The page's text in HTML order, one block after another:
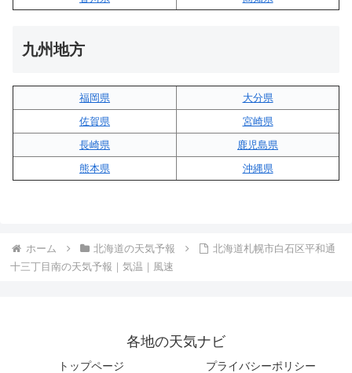
九州地方
福岡県
大分県
佐賀県
宮崎県
長崎県
鹿児島県
熊本県
沖縄県
ホーム 北海道の天気予報
北海道札幌市白石区平和通
十三丁目南の天気予報｜気温｜風速
各地の天気ナビ
トップページ プライバシーポリシー